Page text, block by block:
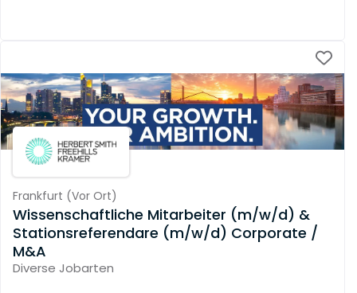
Frankfurt (Vor Ort)
Wissenschaftliche Mitarbeiter (m/w/d) &
Stationsreferendare (m/w/d) Corporate /
M&A
Diverse Jobarten